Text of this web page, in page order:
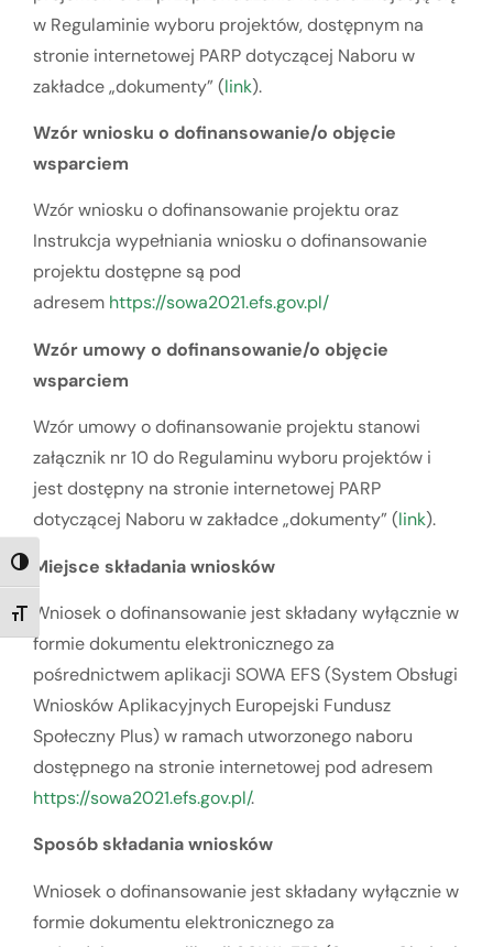
TOGGLE HIGH CONTRAST
TOGGLE FONT SIZE
w Regulaminie wyboru projektów, dostępnym na
stronie internetowej PARP dotyczącej Naboru w
zakładce „dokumenty” (link).
Wzór wniosku o dofinansowanie/o objęcie
wsparciem
Wzór wniosku o dofinansowanie projektu oraz
Instrukcja wypełniania wniosku o dofinansowanie
projektu dostępne są pod
adresem https://sowa2021.efs.gov.pl/
Wzór umowy o dofinansowanie/o objęcie
wsparciem
Wzór umowy o dofinansowanie projektu stanowi
załącznik nr 10 do Regulaminu wyboru projektów i
jest dostępny na stronie internetowej PARP
dotyczącej Naboru w zakładce „dokumenty” (link).
Miejsce składania wniosków
Wniosek o dofinansowanie jest składany wyłącznie w
formie dokumentu elektronicznego za
pośrednictwem aplikacji SOWA EFS (System Obsługi
Wniosków Aplikacyjnych Europejski Fundusz
Społeczny Plus) w ramach utworzonego naboru
dostępnego na stronie internetowej pod adresem
https://sowa2021.efs.gov.pl/.
Sposób składania wniosków
Wniosek o dofinansowanie jest składany wyłącznie w
formie dokumentu elektronicznego za